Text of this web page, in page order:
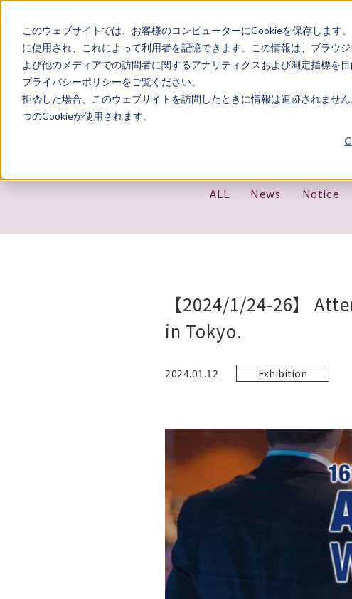
このウェブサイトでは、お客様のコンピューターにCookieを保存します
に使用され、これによって利用者を記憶できます。この情報は、ブラウ
よび他のメディアでの訪問者に関するアナリティクスおよび測定指標を
プライバシーポリシーをご覧ください。
拒否した場合、このウェブサイトを訪問したときに情報は追跡されませ
つのCookieが使用されます。
ALL News Notice
【2024/1/24-26】
in Tokyo.
2024.01.12 Exhibition